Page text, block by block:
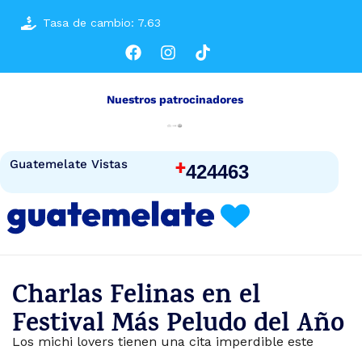
Tasa de cambio: 7.63
Guatemelate Vistas +424463
Nuestros patrocinadores
Charlas Felinas en el
Festival Más Peludo del Año
Los michi lovers tienen una cita imperdible este